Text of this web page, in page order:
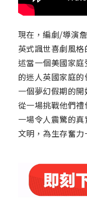
現在，編劇/導演
英式諷世喜劇風
述當一個美國家
的迷人英國家庭
一個夢幻假期的開
從一場挑戰他們
一場令人震驚的
文明，為生存奮力